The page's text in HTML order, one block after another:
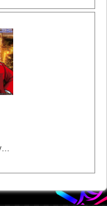
通常時のポイント(KJT／Love Force Oneなど)